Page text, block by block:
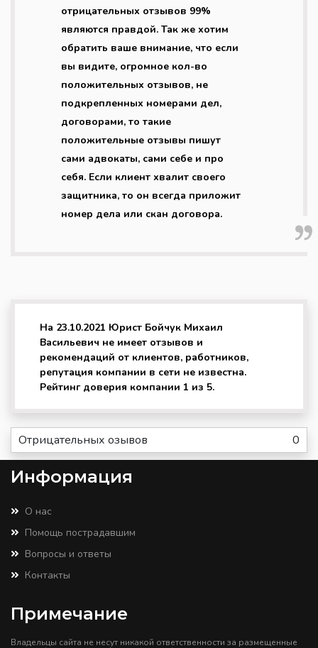
отрицательных отзывов 99%
являются правдой. Так же хотим
обратить ваше внимание, что если
вы видите, огромное кол-во
положительных отзывов, не
подкрепленных номерами дел,
договорами, то такие
положительные отзывы пишут
сами адвокаты, сами себе и про
себя. Если клиент хвалит своего
защитника, то он всегда приложит
номер дела или скан договора.
На 23.10.2021 Юрист Бойчук Михаил
Васильевич не имеет отзывов и
рекомендаций от клиентов, работников,
репутация компании в сети не известна.
Рейтинг доверия компании 1 из 5.
Отрицательных озывов 0
Информация
О нас
Помощь пострадавшим
Вопросы и ответы
Контакты
Примечание
Владельцы сайта не несут никакой ответственности за размещенные